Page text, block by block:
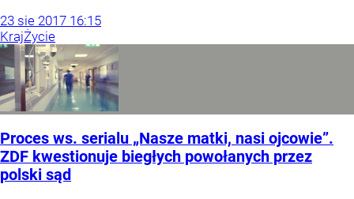
23 sie 2017 16:15
KrajŻycie
Proces ws. serialu „Nasze matki, nasi ojcowie”.
ZDF kwestionuje biegłych powołanych przez
polski sąd